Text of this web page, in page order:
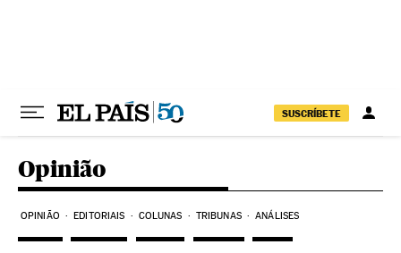
SUSCRÍBETE
Opinião
OPINIÃO EDITORIAIS COLUNAS TRIBUNAS ANÁLISES